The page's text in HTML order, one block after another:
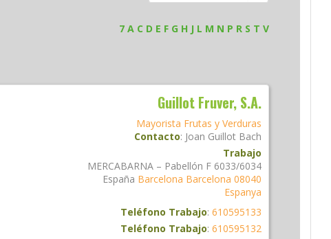
7 A C D E F G H J L M N P R S T V
Guillot Fruver, S.A.
Mayorista Frutas y Verduras
Contacto: Joan Guillot Bach
Trabajo
MERCABARNA – Pabellón F 6033/6034
España Barcelona Barcelona 08040
Espanya
Teléfono Trabajo: 610595133
Teléfono Trabajo: 610595132